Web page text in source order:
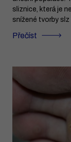
sliznice, která je
snížené tvorby slz
Přečíst